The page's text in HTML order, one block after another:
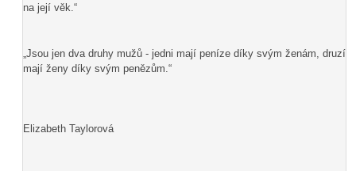
na její věk.“
„Jsou jen dva druhy mužů - jedni mají peníze díky svým ženám, druzí
mají ženy díky svým penězům.“
Elizabeth Taylorová